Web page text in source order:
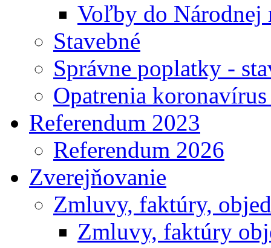
Voľby do Národnej
Stavebné
Správne poplatky -
Opatrenia
Referendum 2023
Referendum 2026
Zverejňovanie
Zmluvy, faktúry,
Zmluvy, faktúry